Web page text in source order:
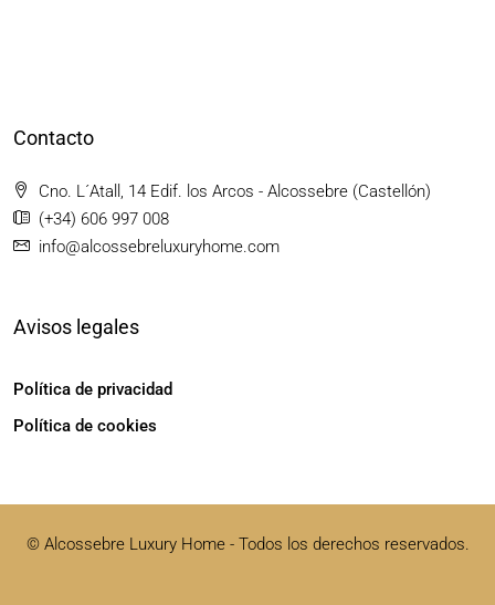
Contacto
Cno. L´Atall, 14 Edif. los Arcos - Alcossebre (Castellón)
(+34) 606 997 008
info@alcossebreluxuryhome.com
Avisos legales
Política de privacidad
Política de cookies
© Alcossebre Luxury Home - Todos los derechos reservados.